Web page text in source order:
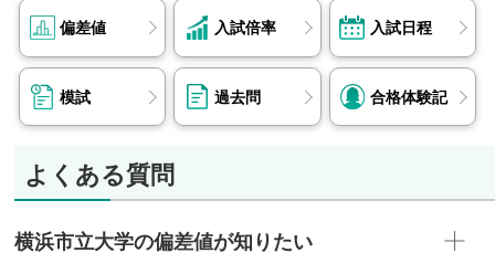
偏差値 入試倍率 入試日程
模試 過去問 合格体験記
よくある質問
横浜市立大学の偏差値が知りたい